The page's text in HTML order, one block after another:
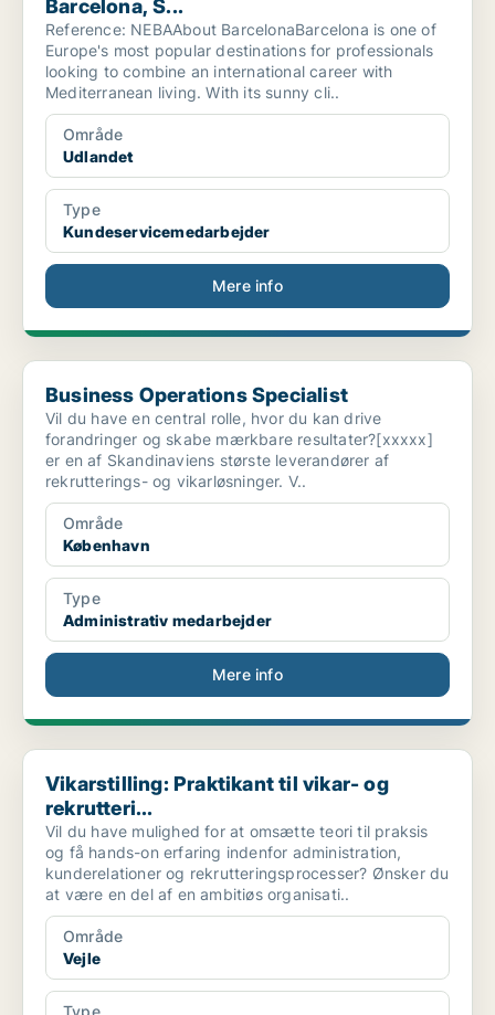
Barcelona, S...
Reference: NEBAAbout BarcelonaBarcelona is one of
Europe's most popular destinations for professionals
looking to combine an international career with
Mediterranean living. With its sunny cli..
Område
Udlandet
Type
Kundeservicemedarbejder
Mere info
Business Operations Specialist
Business Operations Specialist
Vil du have en central rolle, hvor du kan drive
forandringer og skabe mærkbare resultater?[xxxxx]
er en af Skandinaviens største leverandører af
rekrutterings- og vikarløsninger. V..
Område
København
Type
Administrativ medarbejder
Mere info
Vikarstilling: Praktikant til vikar- og rekrutteri...
Vikarstilling: Praktikant til vikar- og
rekrutteri...
Vil du have mulighed for at omsætte teori til praksis
og få hands-on erfaring indenfor administration,
kunderelationer og rekrutteringsprocesser? Ønsker du
at være en del af en ambitiøs organisati..
Område
Vejle